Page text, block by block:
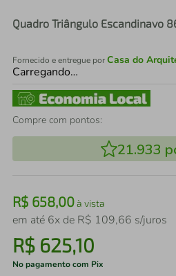
Quadro Triângulo Escandinavo
Fornecido e entregue porCasa do
Carregando…
Compre com pontos:
21.933
R$ 658,00à vista
em até 6x de R$ 109,66 s/juros
R$ 625,10
No pagamento com Pix